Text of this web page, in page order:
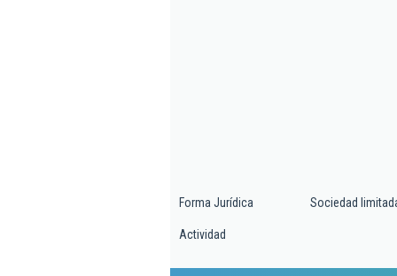
Forma Jurídica Sociedad
Actividad